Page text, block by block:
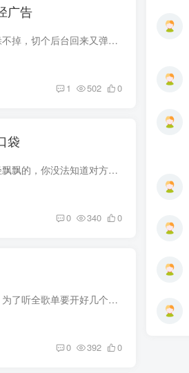
广告
相信很多人手机里都常备某盘，但用起来总免不了糟心：开屏广告躲不掉，切个后台回来又弹热重载广告；文件页、我的页、共享页，到处是会员推广、活动弹窗、评分引导；界面塞了一堆用不上的功能，...
1 502 0
袋
不知道有没有异地恋的朋友和我有同款感受：隔着屏幕的想念总是轻飘飘的，你没法知道对方下班有没有安全到家，没法一起同步追一部剧，忙起来甚至会忘了重要的纪念日……距离从来不是感情的敌人，...
0 340 0
如今想好好听首歌，门槛好像越来越高：热门歌曲分散在不同平台，为了听全歌单要开好几个会员；打开 APP 先看几秒开屏广告，听歌间隙还穿插各种推送，纯粹的听歌体验被拆得七零八落。 今天给安卓...
0 392 0